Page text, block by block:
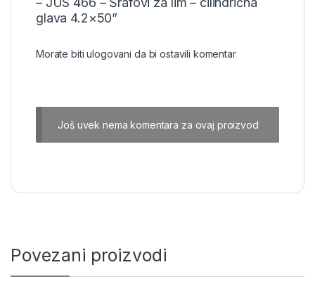
glava 4.2×50”
Morate bitiulogovani da bi ostavili komentar
Još uvek nema komentara za ovaj proizvod
Povezani proizvodi